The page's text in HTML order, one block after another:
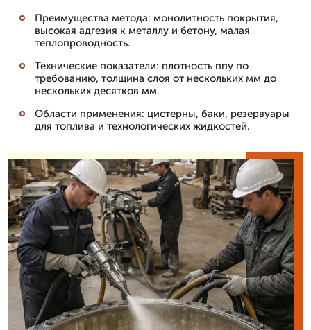
Преимущества метода: монолитность покрытия,
высокая адгезия к металлу и бетону, малая
теплопроводность.
Технические показатели: плотность ппу по
требованию, толщина слоя от нескольких мм до
нескольких десятков мм.
Области применения: цистерны, баки, резервуары
для топлива и технологических жидкостей.